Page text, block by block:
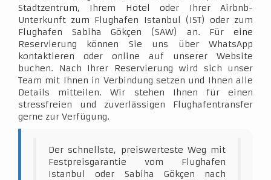
Stadtzentrum, Ihrem Hotel oder Ihrer Airbnb-
Unterkunft zum Flughafen Istanbul (IST) oder zum
Flughafen Sabiha Gökçen (SAW) an. Für eine
Reservierung können Sie uns über WhatsApp
kontaktieren oder online auf unserer Website
buchen. Nach Ihrer Reservierung wird sich unser
Team mit Ihnen in Verbindung setzen und Ihnen alle
Details mitteilen. Wir stehen Ihnen für einen
stressfreien und zuverlässigen Flughafentransfer
gerne zur Verfügung.
Der schnellste, preiswerteste Weg mit
Festpreisgarantie vom Flughafen
Istanbul oder Sabiha Gökçen nach